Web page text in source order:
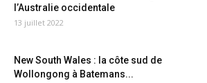
l’Australie occidentale
13 juillet 2022
New South Wales : la côte sud de
Wollongong à Batemans...